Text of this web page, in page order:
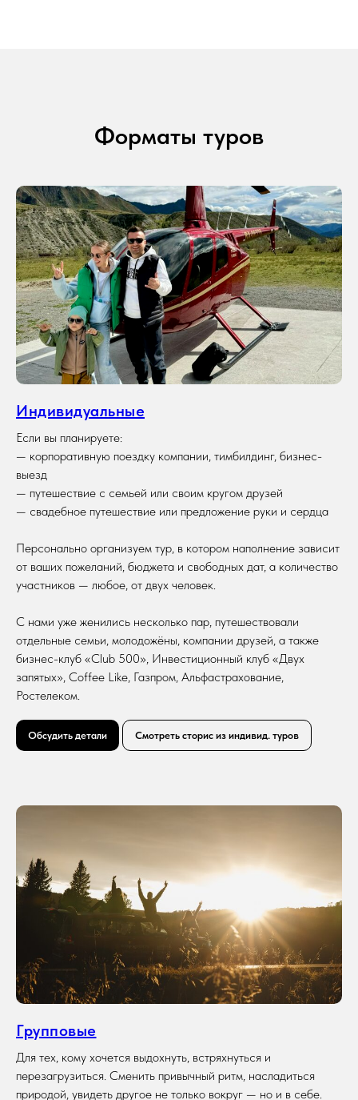
Форматы туров
Индивидуальные
Если вы планируете:
— корпоративную поездку компании, тимбилдинг, бизнес-
выезд
— путешествие с семьей или своим кругом друзей
— свадебное путешествие или предложение руки и сердца
Персонально организуем тур, в котором наполнение зависит
от ваших пожеланий, бюджета и свободных дат, а количество
участников — любое, от двух человек.
С нами уже женились несколько пар, путешествовали
отдельные семьи, молодожёны, компании друзей, а также
бизнес-клуб «Club 500», Инвестиционный клуб «Двух
запятых», Coffee Like, Газпром, Альфастрахование,
Ростелеком.
Обсудить детали Смотреть сторис из индивид. туров
Групповые
Для тех, кому хочется выдохнуть, встряхнуться и
перезагрузиться. Сменить привычный ритм, насладиться
природой, увидеть другое не только вокруг — но и в себе.
путешествие
Выберите своё следующее
Туры
7 дней 8 человек июнь-август
Алтай. Летние каникулы
Лето на Алтае — это как безлимитный шведский стол!
Тут тебе и мокрый рафтинг, и степенные конные
прогулки, и снег в горах, и брызги водопада, и теплые
вечера на свежем воздухе под бокал вина у костра,
и ралли на лонг-борде по Чуйскому тракту… и многое
другое!
Оставить заявку
Подробнее
Марокко. Восточная сказка
Для эстетов и искателей экзотики, жаждущих
окунуться в новую культуру с нашим фирменным
О туре
О туре